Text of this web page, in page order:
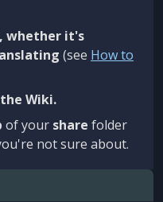
whether it's
(see How to
Wiki.
of your share folder
not sure about.